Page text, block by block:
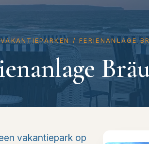
VAKANTIEPARKEN / FERIENANLAGE
vakantiepark op